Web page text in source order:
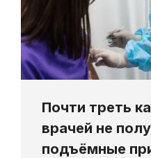
Почти треть
врачей не
подъёмные